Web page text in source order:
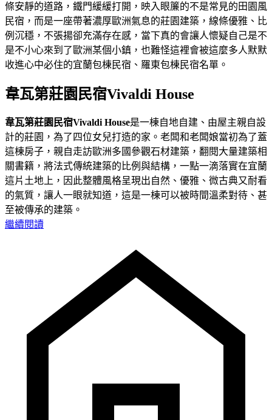
條安靜的道路，鐵門緩緩打開，映入眼簾的不是常見的田園風
民宿，而是一座帶著濃厚歐洲氣息的莊園建築，線條優雅、比
例沉穩，不張揚卻充滿存在感，當下真的會讓人懷疑自己是不
是不小心來到了歐洲某個小鎮，也難怪這裡會被這麼多人默默
收進心中必住的宜蘭包棟民宿、羅東包棟民宿名單。
韋瓦第莊園民宿Vivaldi House
韋瓦第莊園民宿Vivaldi House是一棟自地自建、由屋主親自設
計的莊園，為了四位女兒打造的家。老闆和老闆娘當初為了蓋
這棟房子，親自走訪歐洲多國參觀石材建築，翻閱大量建築相
關書籍，將法式傳統建築的比例與結構，一點一滴落實在宜蘭
這片土地上，因此整體風格呈現出自然、優雅、微古典又耐看
的氣質，讓人一眼就知道，這是一棟可以被時間溫柔對待、甚
至被傳承的建築。
繼續閱讀